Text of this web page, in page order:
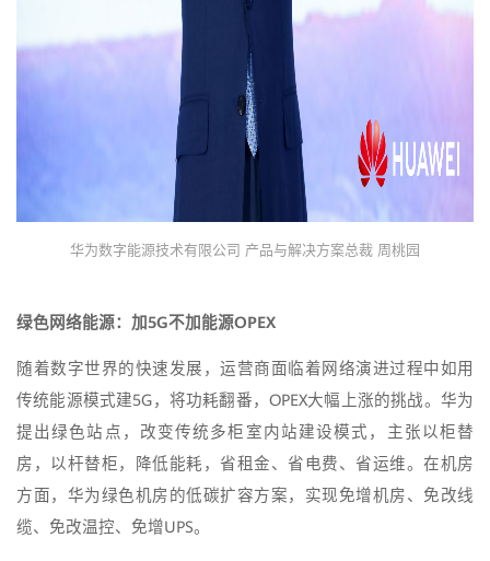
华为数字能源技术有限公司 产品与解决方案总裁 周桃园
绿色网络能源：加5G不加能源OPEX
随着数字世界的快速发展，运营商面临着网络演进过程中如用
传统能源模式建5G，将功耗翻番，OPEX大幅上涨的挑战。华为
提出绿色站点，改变传统多柜室内站建设模式，主张以柜替
房，以杆替柜，降低能耗，省租金、省电费、省运维。在机房
方面，华为绿色机房的低碳扩容方案，实现免增机房、免改线
缆、免改温控、免增UPS。